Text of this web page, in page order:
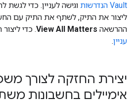
Vault הנדרשות
וגישה לעניין. כדי
ליצור את התיק, לשתף את התיק עם
ההרשאה View All Matters. כדי
עניין.
יצירת החזקה לצורך
אימיילים בחשבונות